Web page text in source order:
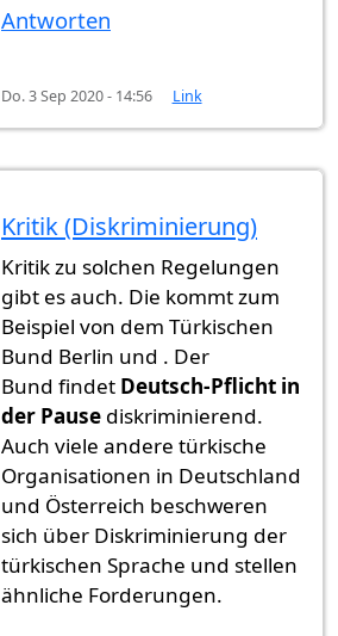
Antworten
Do. 3 Sep 2020 - 14:56 Link
Kritik (Diskriminierung)
Kritik zu solchen Regelungen
gibt es auch. Die kommt zum
Beispiel von dem Türkischen
Bund Berlin und . Der
Bund findet Deutsch-Pflicht in
der Pause diskriminierend.
Auch viele andere türkische
Organisationen in Deutschland
und Österreich beschweren
sich über Diskriminierung der
türkischen Sprache und stellen
ähnliche Forderungen.